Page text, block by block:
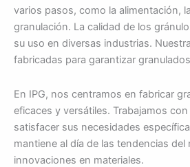
varios pasos, como la alimentación,
granulación. La calidad de los
su uso en diversas industrias.
fabricadas para garantizar
En IPG, nos centramos en fabricar
eficaces y versátiles. Trabajamos
satisfacer sus necesidades
mantiene al día de las tendencias del
innovaciones en materiales.